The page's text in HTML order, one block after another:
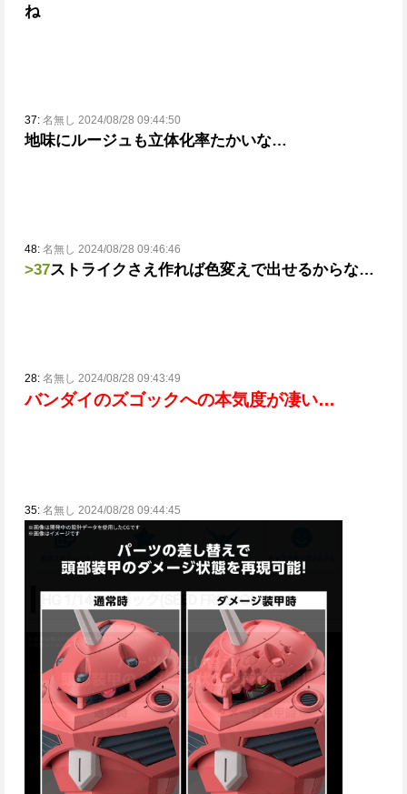
ね
37: 名無し 2024/08/28 09:44:50
地味にルージュも立体化率たかいな…
48: 名無し 2024/08/28 09:46:46
>37ストライクさえ作れば色変えで出せるからな…
28: 名無し 2024/08/28 09:43:49
バンダイのズゴックへの本気度が凄い…
35: 名無し 2024/08/28 09:44:45